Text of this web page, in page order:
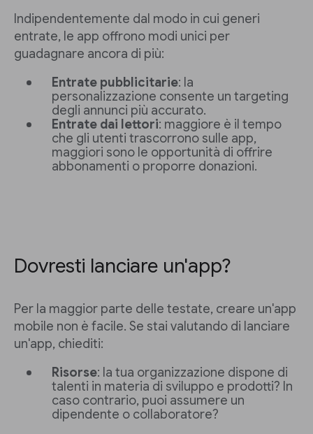
Indipendentemente dal modo in cui generi
entrate, le app offrono modi unici per
guadagnare ancora di più:
Entrate pubblicitarie: la
personalizzazione consente un targeting
degli annunci più accurato.
Entrate dai lettori: maggiore è il tempo
che gli utenti trascorrono sulle app,
maggiori sono le opportunità di offrire
abbonamenti o proporre donazioni.
Dovresti lanciare un'app?
Per la maggior parte delle testate, creare un'app
mobile non è facile. Se stai valutando di lanciare
un'app, chiediti:
Risorse: la tua organizzazione dispone di
talenti in materia di sviluppo e prodotti? In
caso contrario, puoi assumere un
dipendente o collaboratore?